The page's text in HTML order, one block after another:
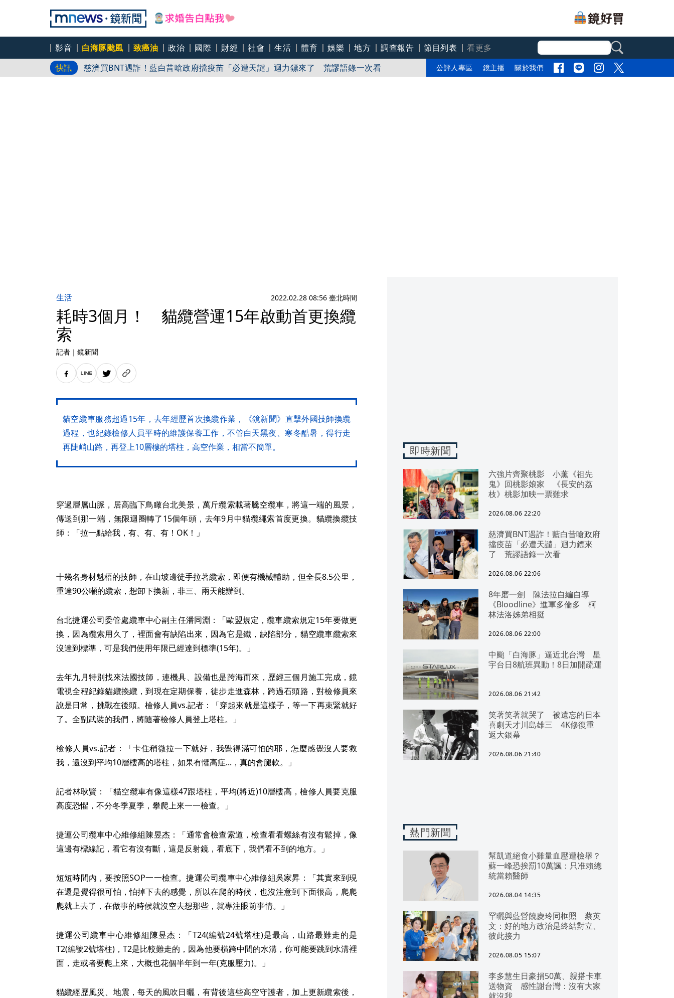
影音 白海豚颱風 致癌油 政治 國際 財經 社會 生活 體育 娛樂 地方 調查報告 節目列表
看更多
快訊
六強片齊聚桃影 小薰《祖先鬼》回桃影娘家 《長安的荔枝》桃影加映一票難求
慈濟買BNT遇詐！藍白昔嗆政府擋疫苗「必遭天譴」迴力鏢來了 荒謬語錄一次看
公評人專區 鏡主播 關於我們
生活 2022.02.28 08:56 臺北時間
耗時3個月！ 貓纜營運15年啟動首更換纜
索
記者 ｜ 鏡新聞
貓空纜車服務超過15年，去年經歷首次換纜作業，《鏡新聞》直擊外國技師換纜
過程，也紀錄檢修人員平時的維護保養工作，不管白天黑夜、寒冬酷暑，得行走
再陡峭山路，再登上10層樓的塔柱，高空作業，相當不簡單。
穿過層層山脈，居高臨下鳥瞰台北美景，萬斤纜索載著騰空纜車，將這一端的風景，
傳送到那一端，無限迴圈轉了15個年頭，去年9月中貓纜繩索首度更換。貓纜換纜技
師：「拉一點給我，有、有、有！OK！」
十幾名身材魁梧的技師，在山坡邊徒手拉著纜索，即便有機械輔助，但全長8.5公里，
重達90公噸的纜索，想卸下換新，非三、兩天能辦到。
台北捷運公司委管處纜車中心副主任潘同淵：「歐盟規定，纜車纜索規定15年要做更
換，因為纜索用久了，裡面會有缺陷出來，因為它是鐵，缺陷部分，貓空纜車纜索來
沒達到標準，可是我們使用年限已經達到標準(15年)。」
去年九月特別找來法國技師，連機具、設備也是跨海而來，歷經三個月施工完成，鏡
電視全程紀錄貓纜換纜，到現在定期保養，徒步走進森林，跨過石頭路，對檢修員來
說是日常，挑戰在後頭。檢修人員vs.記者：「穿起來就是這樣子，等一下再束緊就好
了。全副武裝的我們，將隨著檢修人員登上塔柱。」
檢修人員vs.記者：「卡住稍微拉一下就好，我覺得滿可怕的耶，怎麼感覺沒人要救
我，還沒到平均10層樓高的塔柱，如果有懼高症...，真的會腿軟。」
記者林耿賢：「貓空纜車有像這樣47跟塔柱，平均(將近)10層樓高，檢修人員要克服
高度恐懼，不分冬季夏季，攀爬上來一一檢查。」
捷運公司纜車中心維修組陳昱杰：「通常會檢查索道，檢查看看螺絲有沒有鬆掉，像
這邊有標線記，看它有沒有斷，這是反射鏡，看底下，我們看不到的地方。」
短短時間內，要按照SOP一一檢查。捷運公司纜車中心維修組吳家昇：「其實來到現
在還是覺得很可怕，怕掉下去的感覺，所以在爬的時候，也沒注意到下面很高，爬爬
爬就上去了，在做事的時候就沒空去想那些，就專注眼前事情。」
捷運公司纜車中心維修組陳昱杰：「T24(編號24號塔柱)是最高，山路最難走的是
T2(編號2號塔柱)，T2是比較難走的，因為他要橫跨中間的水溝，你可能要跳到水溝裡
面，走或者要爬上來，大概也花個半年到一年(克服壓力)。」
貓纜經歷風災、地震，每天的風吹日曬，有背後這些高空守護者，加上更新纜索後，
即時新聞
六強片齊聚桃影 小薰《祖先
鬼》回桃影娘家 《長安的荔
枝》桃影加映一票難求
2026.08.06 22:20
慈濟買BNT遇詐！藍白昔嗆政府
擋疫苗「必遭天譴」迴力鏢來
了 荒謬語錄一次看
2026.08.06 22:06
8年磨一劍 陳法拉自編自導
《Bloodline》進軍多倫多 柯
林法洛姊弟相挺
2026.08.06 22:00
中颱「白海豚」逼近北台灣 星
宇台日8航班異動！8日加開疏運
2026.08.06 21:42
笑著笑著就哭了 被遺忘的日本
喜劇天才川島雄三 4K修復重
返大銀幕
2026.08.06 21:40
熱門新聞
幫凱道絕食小雞量血壓遭檢舉？
蘇一峰恐挨罰10萬諷：只准賴總
統當賴醫師
2026.08.04 14:35
罕曬與藍營饒慶玲同框照 蔡英
文：好的地方政治是終結對立、
彼此接力
2026.08.05 15:07
李多慧生日豪捐50萬、親搭卡車
送物資 感性謝台灣：沒有大家